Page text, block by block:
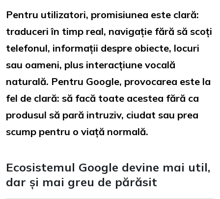
Pentru utilizatori, promisiunea este clară:
traduceri în timp real, navigație fără să scoți
telefonul, informații despre obiecte, locuri
sau oameni, plus interacțiune vocală
naturală. Pentru Google, provocarea este la
fel de clară: să facă toate acestea fără ca
produsul să pară intruziv, ciudat sau prea
scump pentru o viață normală.
Ecosistemul Google devine mai util,
dar și mai greu de părăsit